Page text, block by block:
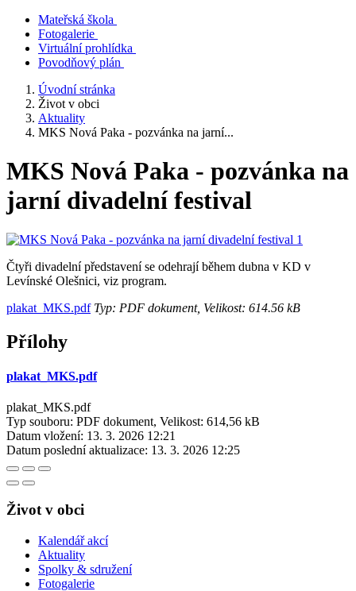
Mateřská škola
Fotogalerie
Virtuální prohlídka
Povodňový plán
Úvodní stránka
Život v obci
Aktuality
MKS Nová Paka - pozvánka na jarní...
MKS Nová Paka - pozvánka na
jarní divadelní festival
Čtyři divadelní představení se odehrají během dubna v KD v
Levínské Olešnici, viz program.
plakat_MKS.pdfTyp: PDF dokument, Velikost: 614.56 kB
Přílohy
plakat_MKS.pdf
plakat_MKS.pdf
Typ souboru: PDF dokument, Velikost: 614,56 kB
Datum vložení: 13. 3. 2026 12:21
Datum poslední aktualizace: 13. 3. 2026 12:25
Život v obci
Kalendář akcí
Aktuality
Spolky & sdružení
Fotogalerie